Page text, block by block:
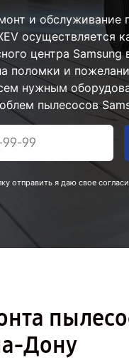
и обслуживание
осуществляется
центра
поломки и
нужным
пылесосов
отправить я даю свое
Дону